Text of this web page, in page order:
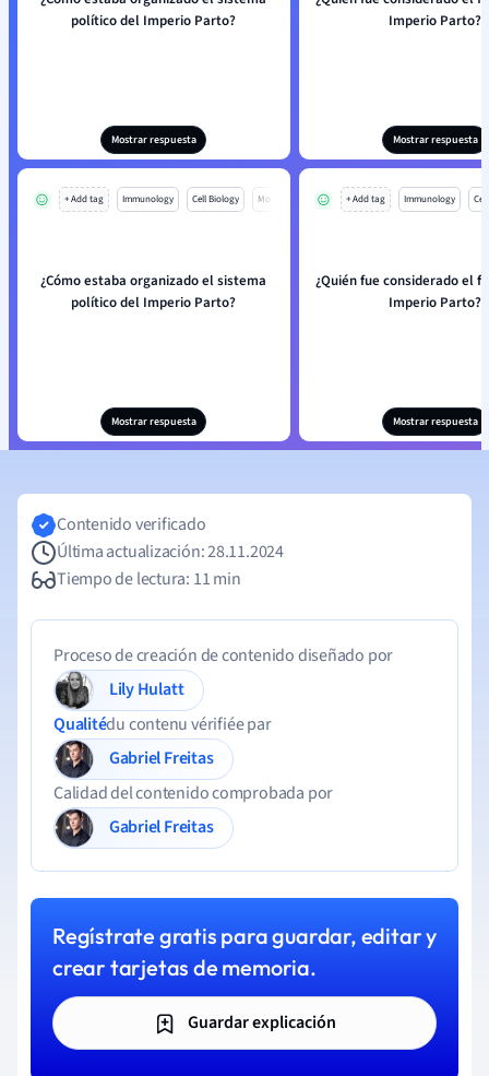
político del Imperio Parto?
Mostrar respuesta
Imperio Parto?
Mostrar respuesta
+ Add tag Immunology Cell Biology Mo
¿Cómo estaba organizado el sistema
político del Imperio Parto?
Mostrar respuesta
+ Add tag Immunology
¿Quién fue considerado el
Imperio Parto?
Mostrar respuesta
Contenido verificado
Última actualización: 28.11.2024
Tiempo de lectura: 11 min
Proceso de creación de contenido diseñado por
Lily Hulatt
Qualitédu contenu vérifiée par
Gabriel Freitas
Calidad del contenido comprobada por
Gabriel Freitas
Regístrate gratis para guardar, editar y
crear tarjetas de memoria.
Guardar explicación